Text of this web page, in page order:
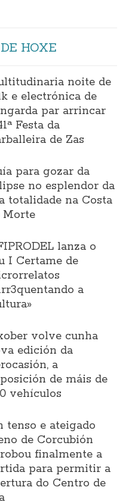
HOXE
noite de
e electrónica de
par arrincar
Festa da
de Zas
para gozar da
no esplendor da
totalidade na Costa
Morte
lanza o
I Certame de
a
volve cunha
edición da
a
de máis de
vehículos
tenso e ateigado
de Corcubión
finalmente a
para permitir a
do Centro de